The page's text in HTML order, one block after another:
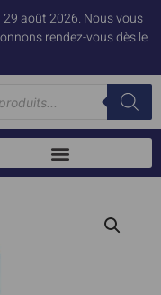
août 2026. Nous vous
rendez-vous dès le